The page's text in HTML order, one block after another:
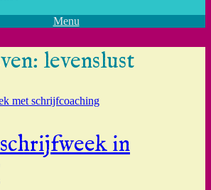
Menu
levenslust
in